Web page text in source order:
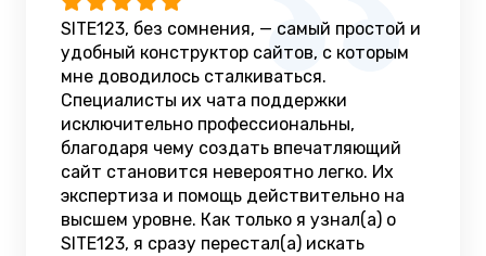
SITE123, без сомнения, — самый простой и
удобный конструктор сайтов, с которым
мне доводилось сталкиваться.
Специалисты их чата поддержки
исключительно профессиональны,
благодаря чему создать впечатляющий
сайт становится невероятно легко. Их
экспертиза и помощь действительно на
высшем уровне. Как только я узнал(а) о
SITE123, я сразу перестал(а) искать